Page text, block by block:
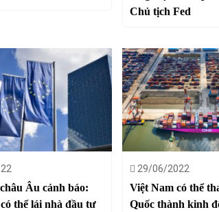
Chủ tịch Fed
Âu cảnh báo:
thể lái nhà đầu tư
29/06/2022
Việt Nam có thể
Quốc thành kinh